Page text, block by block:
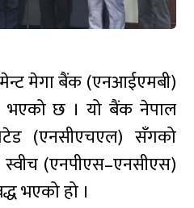
मेगा बैंक (एनआईएमबी)
भएको छ । यो बैंक नेपाल
(एनसीएचएल) सँगको
(एनपीएस–एनसीएस)
भएको हो ।